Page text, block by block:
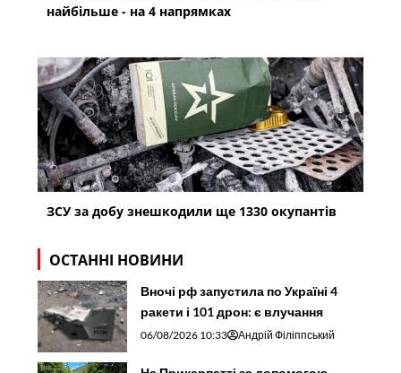
найбільше - на 4 напрямках
ЗСУ за добу знешкодили ще 1330 окупантів
ОСТАННІ НОВИНИ
Вночі рф запустила по Україні 4
ракети і 101 дрон: є влучання
06/08/2026 10:33 Андрій Філіппський